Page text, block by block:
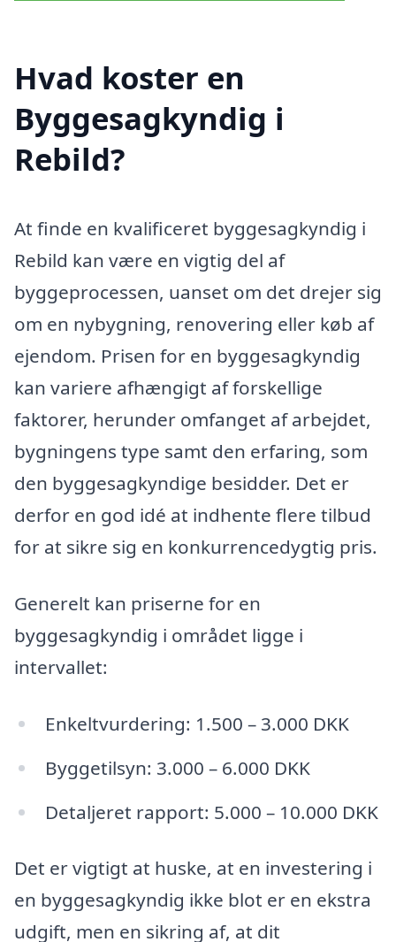
Hvad koster en
Byggesagkyndig i
Rebild?
At finde en kvalificeret byggesagkyndig i
Rebild kan være en vigtig del af
byggeprocessen, uanset om det drejer sig
om en nybygning, renovering eller køb af
ejendom. Prisen for en byggesagkyndig
kan variere afhængigt af forskellige
faktorer, herunder omfanget af arbejdet,
bygningens type samt den erfaring, som
den byggesagkyndige besidder. Det er
derfor en god idé at indhente flere tilbud
for at sikre sig en konkurrencedygtig pris.
Generelt kan priserne for en
byggesagkyndig i området ligge i
intervallet:
Enkeltvurdering: 1.500 – 3.000 DKK
Byggetilsyn: 3.000 – 6.000 DKK
Detaljeret rapport: 5.000 – 10.000 DKK
Det er vigtigt at huske, at en investering i
en byggesagkyndig ikke blot er en ekstra
udgift, men en sikring af, at dit